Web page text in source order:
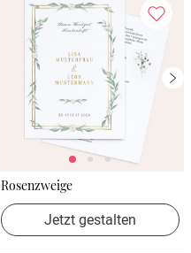
Rosenzweige
Jetzt gestalten